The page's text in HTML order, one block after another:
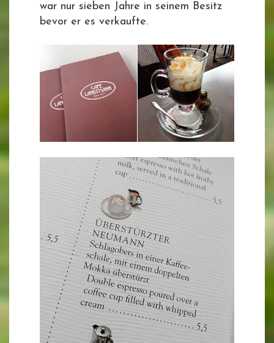
war nur sieben Jahre in seinem Besitz
bevor er es verkaufte.